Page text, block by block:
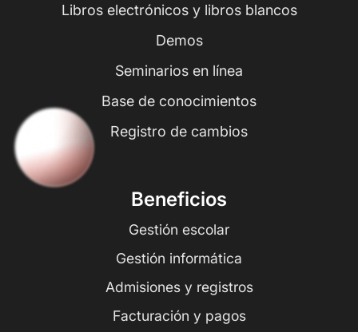
Libros electrónicos y libros blancos
Demos
Seminarios en línea
Base de conocimientos
Registro de cambios
Beneficios
Gestión escolar
Gestión informática
Admisiones y registros
Facturación y pagos